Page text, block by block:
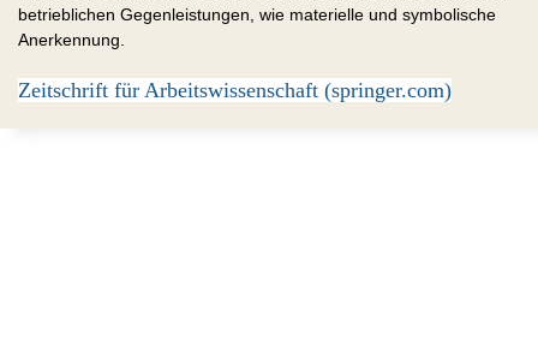
betrieblichen Gegenleistungen, wie materielle und symbolische
Anerkennung.
Zeitschrift für Arbeitswissenschaft (springer.com)